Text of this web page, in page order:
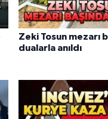
Zeki Tosun mezarı
dualarla anıldı